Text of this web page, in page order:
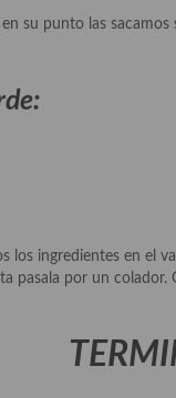
su punto las
los ingredientes en el
pasala por un colador.